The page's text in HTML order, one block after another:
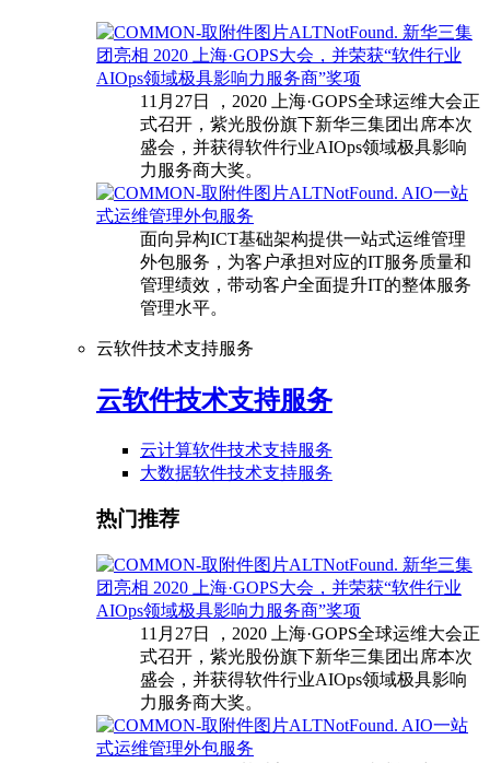
新华三集
团亮相 2020 上海·GOPS大会，并荣获“软件行业
AIOps领域极具影响力服务商”奖项
11月27日 ，2020 上海·GOPS全球运维大会正
式召开，紫光股份旗下新华三集团出席本次
盛会，并获得软件行业AIOps领域极具影响
力服务商大奖。
AIO一站
式运维管理外包服务
面向异构ICT基础架构提供一站式运维管理
外包服务，为客户承担对应的IT服务质量和
管理绩效，带动客户全面提升IT的整体服务
管理水平。
云软件技术支持服务
云软件技术支持服务
云计算软件技术支持服务
大数据软件技术支持服务
热门推荐
新华三集
团亮相 2020 上海·GOPS大会，并荣获“软件行业
AIOps领域极具影响力服务商”奖项
11月27日 ，2020 上海·GOPS全球运维大会正
式召开，紫光股份旗下新华三集团出席本次
盛会，并获得软件行业AIOps领域极具影响
力服务商大奖。
AIO一站
式运维管理外包服务